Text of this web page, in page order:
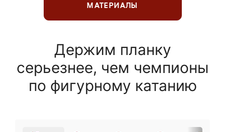
МАТЕРИАЛЫ
Держим планку
серьезнее, чем чемпионы
по фигурному катанию